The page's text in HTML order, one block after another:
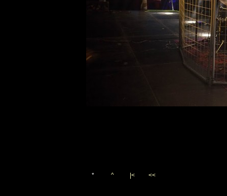
* ^ |< <<